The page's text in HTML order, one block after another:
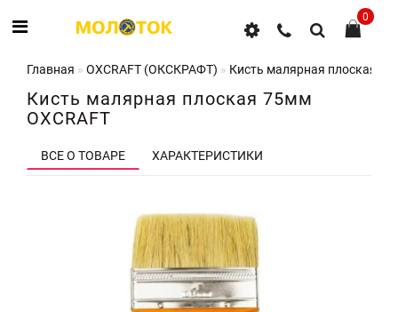
0
Главная OXCRAFT (ОКСКРАФТ) Кисть малярная плоская
Кисть малярная плоская 75мм
OXCRAFT
ВСЕ О ТОВАРЕ ХАРАКТЕРИСТИКИ